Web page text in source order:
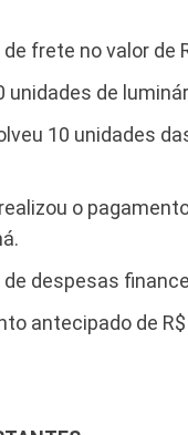
frete no valor de
unidades de
10 unidades
o
despesas
antecipado de